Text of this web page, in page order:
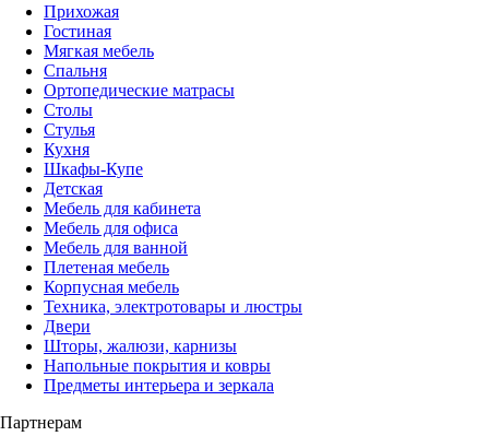
Прихожая
Гостиная
Мягкая мебель
Спальня
Ортопедические матрасы
Столы
Стулья
Кухня
Шкафы-Купе
Детская
Мебель для кабинета
Мебель для офиса
Мебель для ванной
Плетеная мебель
Корпусная мебель
Техника, электротовары и люстры
Двери
Шторы, жалюзи, карнизы
Напольные покрытия и ковры
Предметы интерьера и зеркала
Партнерам